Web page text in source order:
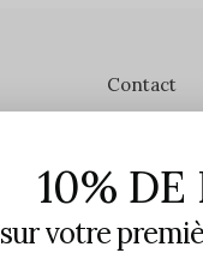
Contact
1650 avenue
G2G 2R1,
10% DE
sur votre